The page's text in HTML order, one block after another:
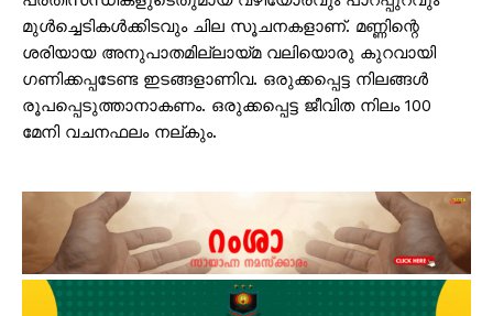
മുൾച്ചെടികൾക്കിടവും ചില സൂചനകളാണ്. മണ്ണിന്റെ
ശരിയായ അനുപാതമില്ലായ്മ വലിയൊരു കുറവായി
ഗണിക്കപ്പടേണ്ട ഇടങ്ങളാണിവ. ഒരുക്കപ്പെട്ട നിലങ്ങൾ
രൂപപ്പെടുത്താനാകണം. ഒരുക്കപ്പെട്ട ജീവിത നിലം 100
മേനി വചനഫലം നല്കും.